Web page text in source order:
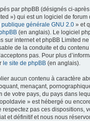
par phpBB (désignés ci-
») qui est un logiciel de forum
publique générale GNU 2.0 » et
(en anglais). Le logiciel
sur internet et phpBB Limited
de la conduite et du
pas. Pour plus
le site de phpBB (en anglais).
aucun contenu à caractère
menaçant,
de votre pays, du pays dans
» est hébergé ou
respectez pas ces dispositions,
et définitif et nous nous